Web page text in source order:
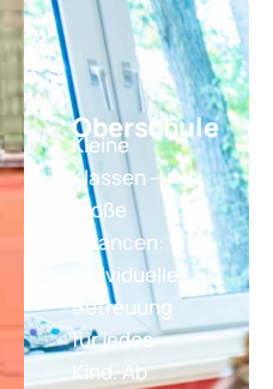
Oberschule
Kleine
Klassen –
große
Chancen:
Individuelle
Betreuung
für jedes
Kind. Ab